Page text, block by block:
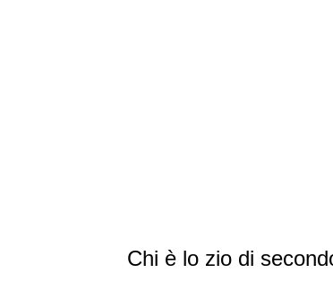
Chi è lo zio di